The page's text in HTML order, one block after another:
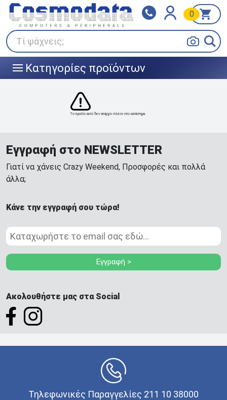
Τί ψάχνεις;
0
||| Κατηγορίες προϊόντων
Klarna
Πληρώστε σε 3
άτοκες δόσεις
BOX NOW
Το προϊόν αυτό δεν υπάρχει πλέον στο κατάστημα.
Εγγραφή στο NEWSLETTER
Γιατί να χάνεις Crazy Weekend, Προσφορές και πολλά
άλλα;
Κάνε την εγγραφή σου τώρα!
Εγγραφή >
Ακολουθήστε μας στα Social
Τηλεφωνικές Παραγγελίες 211 10 38000